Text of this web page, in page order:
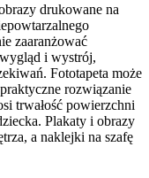
drukowane na
zaaranżować
i wystrój,
Fototapeta może
rozwiązanie
trwałość powierzchni
Plakaty i obrazy
a naklejki na szafę